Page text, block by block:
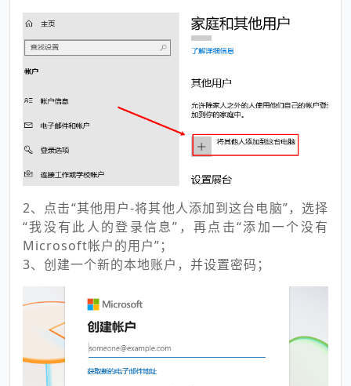
2、点击“其他用户-将其他人添加到这台电脑”，选择
“我没有此人的登录信息”，再点击“添加一个没有
Microsoft帐户的用户”；
3、创建一个新的本地账户，并设置密码；